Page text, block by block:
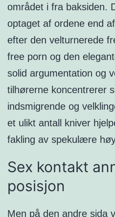
området i fra baksiden.
optaget af ordene end
efter den velturnerede
free porn og den
solid argumentation og
tilhørerne koncentrerer
indsmigrende og
et ulikt antall kniver
fakling av spekulære
Sex kontakt
posisjon
Men på den andre sida